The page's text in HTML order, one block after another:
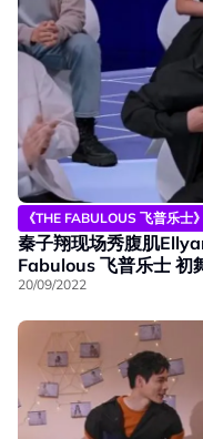
《THE FABULOUS 飞普乐士》
秦子翔现场秀腹肌
20/09/2022